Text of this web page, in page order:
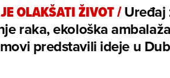
OLAKŠATI ŽIVOT/Uređaj
raka, ekološka
predstavili ideje u